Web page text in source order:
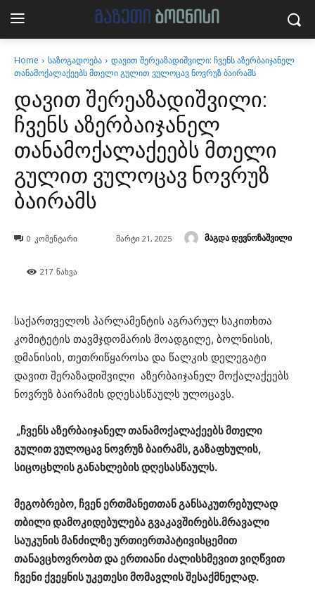
Home საზოგადოება
დავით შერეაზადიშვილი: ჩვენს აზერბაიჯანელ
თანამოქალაქეებს მთელი გულით ვულოცავ ნოვრუზ ბაირამს
დავით შერეაზადიშვილი:
ჩვენს აზერბაიჯანელ
თანამოქალაქეებს მთელი
გულით ვულოცავ ნოვრუზ
ბაირამს
მაგდა დევნოზაშვილი
მარტი 21, 2025
0 კომენტარი
217 ნახვა
საქართველოს პარლამენტის აგრარულ საკითხთა
კომიტეტის თავმჯდომარის მოადგილე, ბოლნისის,
დმანისის, თეთრიწყაროსა და წალკის დელეგატი
დავით შერაზადიშვილი აზერბაიჯანელ მოქალაქეებს
ნოვრუზ ბაირამის დღესასწაულს ულოცავს.
„ჩვენსაზერბაიჯანელთანამოქალაქეებსმთელი
გულითვულოცავ ნოვრუზბაირამს,გაზაფხულის,
სიცოცხლისგანახლებისდღესასწაულს.
მეგობრებო, ჩვენერთმანეთთანგანსაკუთრებულად
თბილიდამოკიდებულებაგვაკავშირებს.მრავალი
საუკუნისმანძილზეურთიერთპატივისცემით
თანავცხოვრობთდაერთიანიძალისხმევითვიღწვით
ჩვენიქვეყნისუკეთესიმომავლისშესაქმნელად.